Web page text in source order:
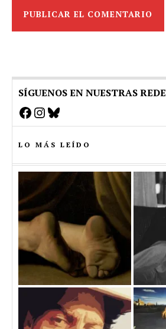
SÍGUENOS EN NUESTRAS
Facebook
Instagram
Bluesky
LO MÁS LEÍDO